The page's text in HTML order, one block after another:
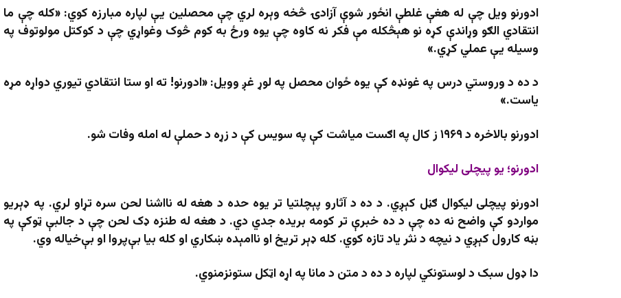
ادورنو ویل چې له هغې غلطې انځور شوې آزادۍ څخه وېره لري چې محصلین یې لپاره مبارزه کوي: «کله چې ما
انتقادي الګو وړاندې کړه نو هېڅکله مې فکر نه کاوه چې یوه ورځ به کوم څوک وغواړي چې د کوکتل مولوتوف په
وسیله یې عملي کړي.»
د ده د وروستي درس په غونډه کې یوه ځوان محصل په لوړ غږ وویل: «ادورنو! ته او ستا انتقادي تیوري دواړه مړه
یاست.»
ادورنو بالاخره د ۱۹۶۹ ز کال په اګست میاشت کې په سویس کې د زړه د حملې له امله وفات شو.
ادورنو؛ یو پیچلی لیکوال
ادورنو پیچلی لیکوال ګڼل کېږي. د ده د آثارو پېچلتیا تر یوه حده د هغه له نااشنا لحن سره تړاو لري. په ډېریو
مواردو کې واضح نه ده چې د ده خبرې تر کومه بریده جدي دي. د هغه له طنزه ډک لحن چې د جالبې ټوکې په
بڼه کارول کېږي د نیچه د نثر یاد تازه کوي. کله ډېر تریخ او ناامېده ښکاري او کله بیا بې‌پروا او بې‌خیاله وي.
دا ډول سبک د لوستونکي لپاره د ده د متن د مانا په اړه اټکل ستونزمنوي.